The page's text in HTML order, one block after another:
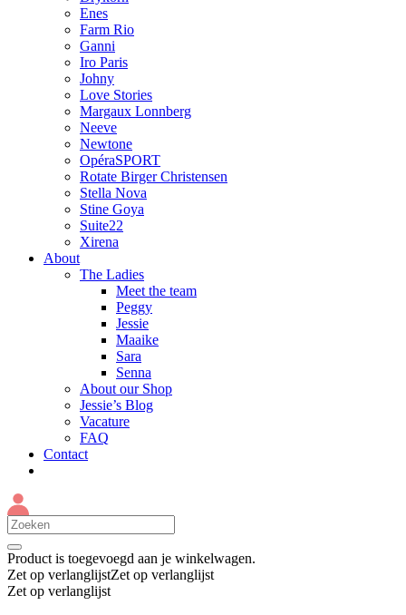
Enes
Farm Rio
Ganni
Iro Paris
Johny
Love Stories
Margaux Lonnberg
Neeve
Newtone
OpéraSPORT
Rotate Birger Christensen
Stella Nova
Stine Goya
Suite22
Xirena
About
The Ladies
Meet the team
Peggy
Jessie
Maaike
Sara
Senna
About our Shop
Jessie’s Blog
Vacature
FAQ
Contact
Product is toegevoegd aan je winkelwagen.
Zet op verlanglijstZet op verlanglijst
Zet op verlanglijst